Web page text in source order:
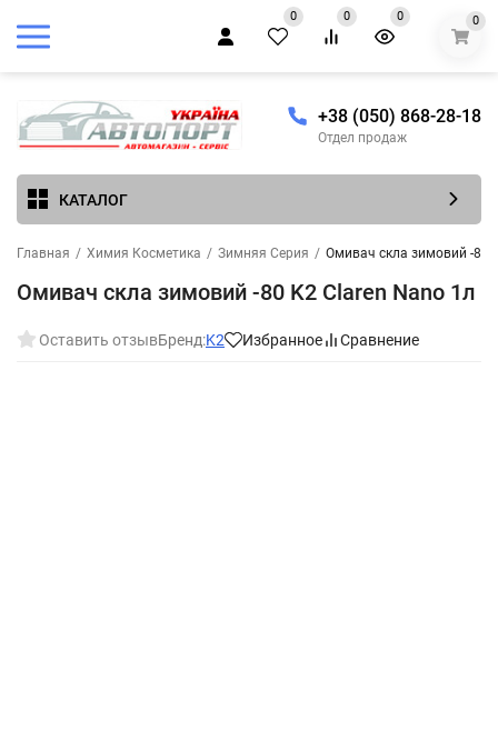
0 0 0 0
+38 (050) 868-28-18
Отдел продаж
КАТАЛОГ
Главная / Химия Косметика / Зимняя Серия / Омивач скла зимовий -80
Омивач скла зимовий -80 K2 Claren Nano 1л
Оставить отзывБренд:K2 Избранное Сравнение